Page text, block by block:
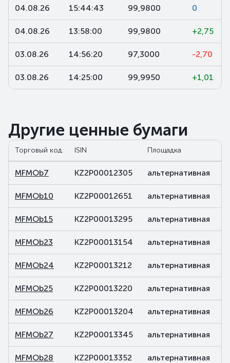
04.08.26 15:44:43 99,9800 0
04.08.26 13:58:00 99,9800 +2,75
03.08.26 14:56:20 97,3000 -2,70
03.08.26 14:25:00 99,9950 +1,01
Другие ценные бумаги
Торговый код ISIN Площадка
MFMOb7 KZ2P00012305 альтернативная
MFMOb10 KZ2P00012651 альтернативная
MFMOb15 KZ2P00013295 альтернативная
MFMOb23 KZ2P00013154 альтернативная
MFMOb24 KZ2P00013212 альтернативная
MFMOb25 KZ2P00013220 альтернативная
MFMOb26 KZ2P00013204 альтернативная
MFMOb27 KZ2P00013345 альтернативная
MFMOb28 KZ2P00013352 альтернативная